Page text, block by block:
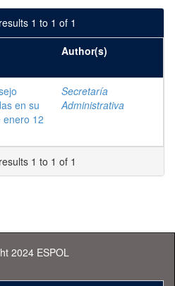
1 to 1 of 1
Author(s)
en su
enero 12
Secretaría
Administrativa
1 to 1 of 1
2024 ESPOL